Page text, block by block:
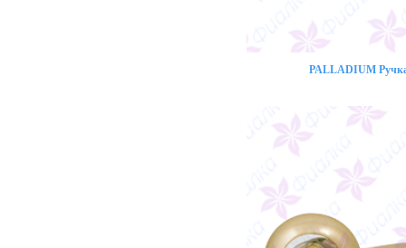
PALLADIUM